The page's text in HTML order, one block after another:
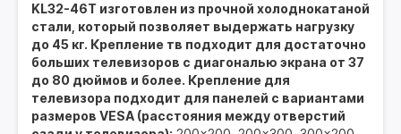
KL32-46T изготовлен из прочной холоднокатаной
стали, который позволяет выдержать нагрузку
до 45 кг. Крепление тв подходит для достаточно
больших телевизоров с диагональю экрана от 37
до 80 дюймов и более. Крепление для
телевизора подходит для панелей с вариантами
размеров VESA (расстояния между отверстий